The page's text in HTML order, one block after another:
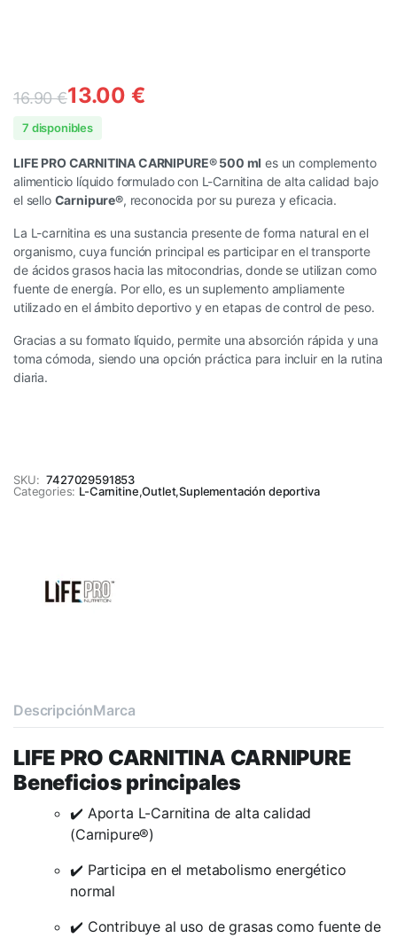
16.90€13.00 €
7 disponibles
LIFE PRO CARNITINA CARNIPURE® 500 ml es un complemento
alimenticio líquido formulado con L-Carnitina de alta calidad bajo
el sello Carnipure®, reconocida por su pureza y eficacia.
La L-carnitina es una sustancia presente de forma natural en el
organismo, cuya función principal es participar en el transporte
de ácidos grasos hacia las mitocondrias, donde se utilizan como
fuente de energía. Por ello, es un suplemento ampliamente
utilizado en el ámbito deportivo y en etapas de control de peso.
Gracias a su formato líquido, permite una absorción rápida y una
toma cómoda, siendo una opción práctica para incluir en la rutina
diaria.
SKU: 7427029591853
Categories: L-Carnitine,Outlet,Suplementación deportiva
DescripciónMarca
LIFE PRO CARNITINA CARNIPURE
Beneficios principales
✔️ Aporta L-Carnitina de alta calidad
(Carnipure®)
✔️ Participa en el metabolismo energético
normal
✔️ Contribuye al uso de grasas como fuente de